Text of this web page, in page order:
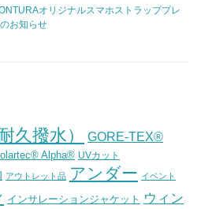
オリジナルスマホストラッププレ
お知らせ
久撥水）
GORE-TEX®
Alpha® UVカット
アウトレット品 アンダー イベント
インサレーションジャケット ウィン